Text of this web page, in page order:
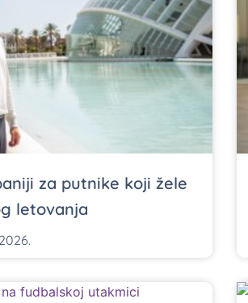
za putnike koji žele
letovanja